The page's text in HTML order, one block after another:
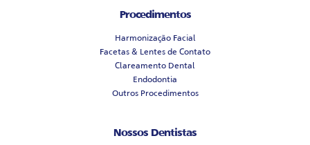
Procedimentos
Harmonização Facial
Facetas & Lentes de Contato
Clareamento Dental
Endodontia
Outros Procedimentos
Nossos Dentistas